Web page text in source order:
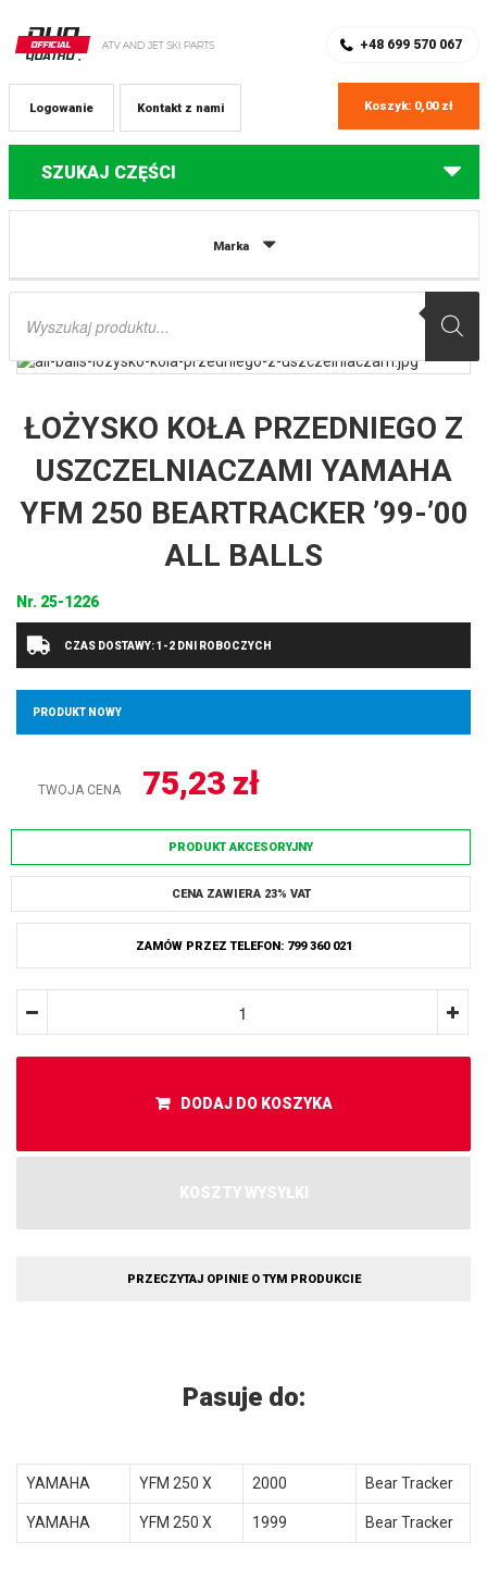
+48 699 570 067
Kontakt z nami
Logowanie Koszyk: 0,00 zł
SZUKAJ CZĘŚCI
Marka
Wyszukiwarka
Części do quadów Yamaha
ALL BALLS
ŁOŻYSKO KOŁA PRZEDNIEGO Z
USZCZELNIACZAMI YAMAHA
YFM 250 BEARTRACKER ’99-’00
ALL BALLS
Nr. 25-1226
CZAS DOSTAWY: 1-2 DNI ROBOCZYCH
PRODUKT NOWY
TWOJA CENA 75,23 zł
PRODUKT AKCESORYJNY
CENA ZAWIERA 23% VAT
ZAMÓW PRZEZ TELEFON: 799 360 021
DODAJ DO KOSZYKA
KOSZTY WYSYŁKI
PRZECZYTAJ OPINIE O TYM PRODUKCIE
Pasuje do:
YAMAHA YFM 250 X 2000 Bear Tracker
YAMAHA YFM 250 X 1999 Bear Tracker